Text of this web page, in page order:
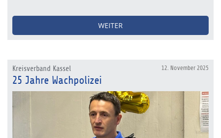
WEITER
12. November 2025
Kreisverband Kassel
25 Jahre Wachpolizei